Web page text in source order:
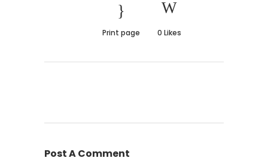
Print page 0 Likes
Post A Comment